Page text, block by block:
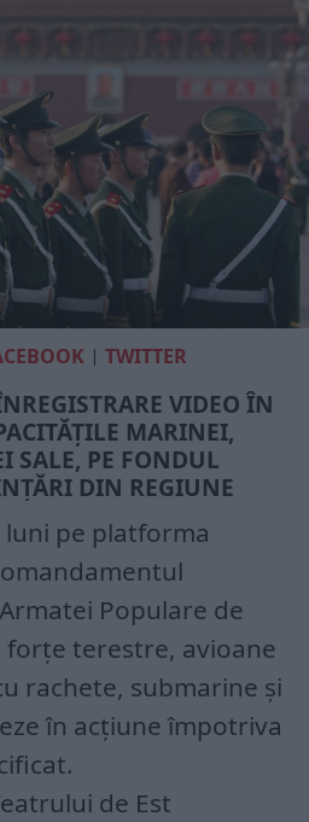
|TWITTER
VIDEO ÎN
MARINEI,
SALE, PE FONDUL
DIN REGIUNE
pe platforma
Populare de
forțe terestre, avioane
rachete, submarine și
în acțiune împotriva
de Est